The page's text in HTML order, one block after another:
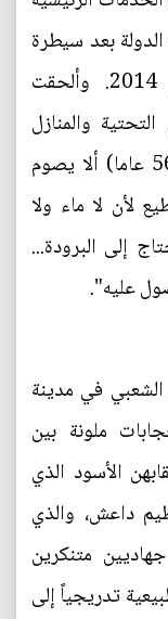
بعد سيطرة
الجهاديين عليها في حزيران/يونيو 2014. وألحقت
والمنازل
والخدمات. واختار عبد الكريم علي (56 عاما) ألا يصوم
لأن لا ماء ولا
إلى البرودة...
عليه".
في مدينة
ملونة بين
الأسود الذي
داعش، والذي
متنكرين
تدريجياً إلى